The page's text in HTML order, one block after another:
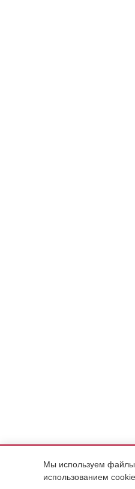
Мы используем файлы
использованием